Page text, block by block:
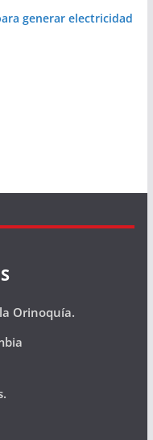
generar electricidad
Orinoquía.